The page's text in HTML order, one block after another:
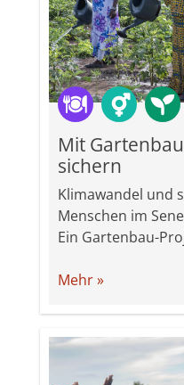
Mit
sichern
Klimawandel und
Menschen im
Ein Gartenbau-
Mehr »